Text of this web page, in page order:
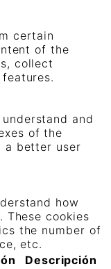
certain
of the
collect
and
of the
a better user
how
cookies
the number of
etc.
Descripción